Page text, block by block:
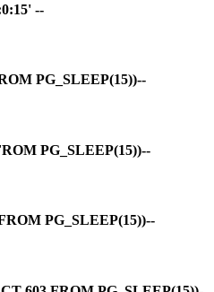
--
PG_SLEEP(15))--
PG_SLEEP(15))--
PG_SLEEP(15))--